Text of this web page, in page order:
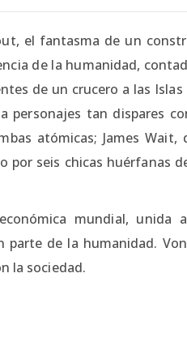
el fantasma de un
de la humanidad,
de un crucero a las Islas
personajes tan dispares
atómicas; James Wait,
por seis chicas huérfanas
mundial, unida
de la humanidad.
la sociedad.